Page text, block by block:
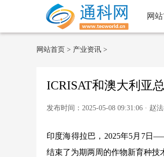
网
网站首页 > 产业资讯 >
ICRISAT和澳大利亚
发布时间：2025-05-08 09:31:06 · 赵
印度海得拉巴，2025年5月7日
结束了为期两周的作物新育种技